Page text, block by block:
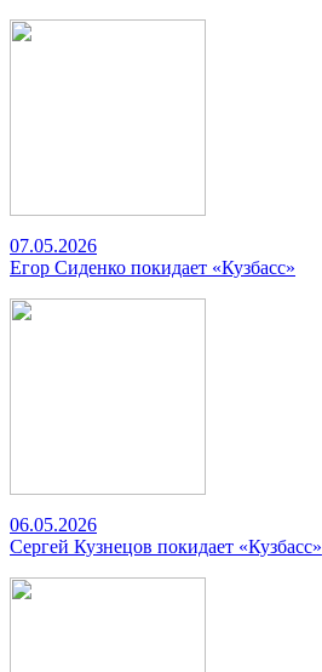
07.05.2026
Егор Сиденко покидает «Кузбасс»
06.05.2026
Сергей Кузнецов покидает «Кузбасс»